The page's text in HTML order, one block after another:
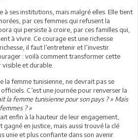
à ses institutions, mais malgré elles. Elle tient
par ces femmes qui refusent la
qui persiste à croire, par ces familles qui,
à vivre. Ce courage est une richesse
il faut l’entretenir et l’investir.
: voilà comment transformer cette
et durable.
la femme tunisienne, ne devrait pas se
C’est une journée pour renverser la
la femme tunisienne pour son pays ? » Mais
? »
enfin à la hauteur de leur engagement,
gagné en justice, mais aussi trouvé la clé
unie et plus confiante dans son avenir.